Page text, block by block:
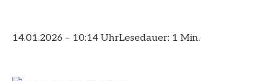
14.01.2026 – 10:14 UhrLesedauer: 1 Min.